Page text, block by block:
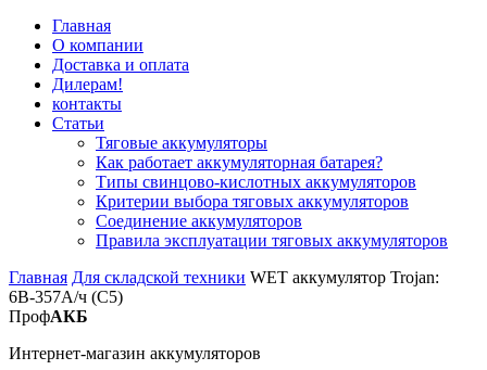
Главная
О компании
Доставка и оплата
Дилерам!
контакты
Статьи
Тяговые аккумуляторы
Как работает аккумуляторная батарея?
Типы свинцово-кислотных аккумуляторов
Критерии выбора тяговых аккумуляторов
Соединение аккумуляторов
Правила эксплуатации тяговых аккумуляторов
Главная Для складской техники WET аккумулятор Trojan:
6В-357А/ч (С5)
ПрофАКБ
Интернет-магазин аккумуляторов